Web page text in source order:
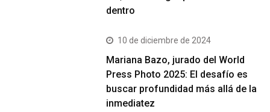
dentro
10 de diciembre de 2024
Mariana Bazo, jurado del World
Press Photo 2025: El desafío es
buscar profundidad más allá de la
inmediatez